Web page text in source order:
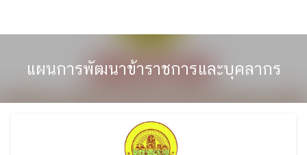
แผนการพัฒนาข้าราชการและบุคลากร